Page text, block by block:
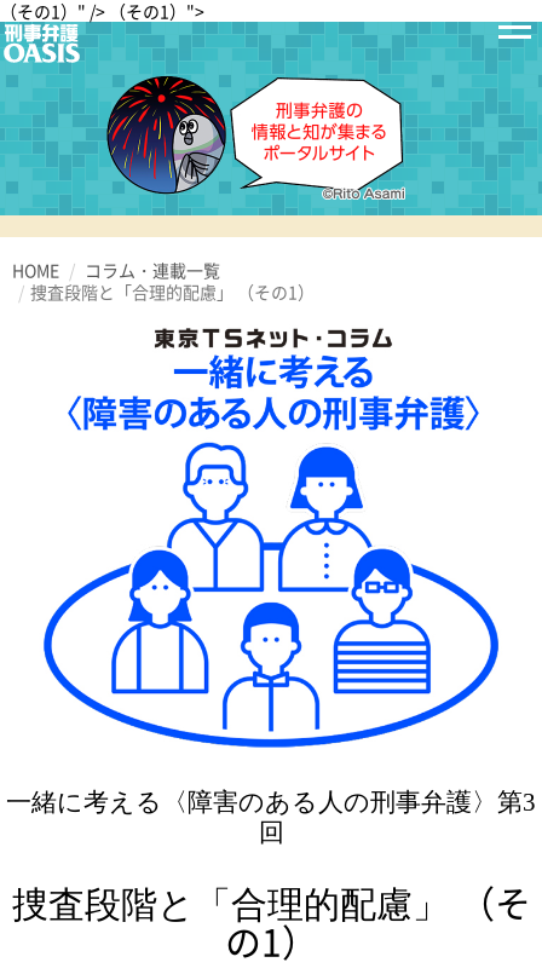
（その1）" /> （その1）">
HOME
コラム・連載一覧
捜査段階と「合理的配慮」
（その1）
一緒に考える〈障害のある人の刑事弁護〉第3
回
捜査段階と「合理的配慮」 （そ
の1）